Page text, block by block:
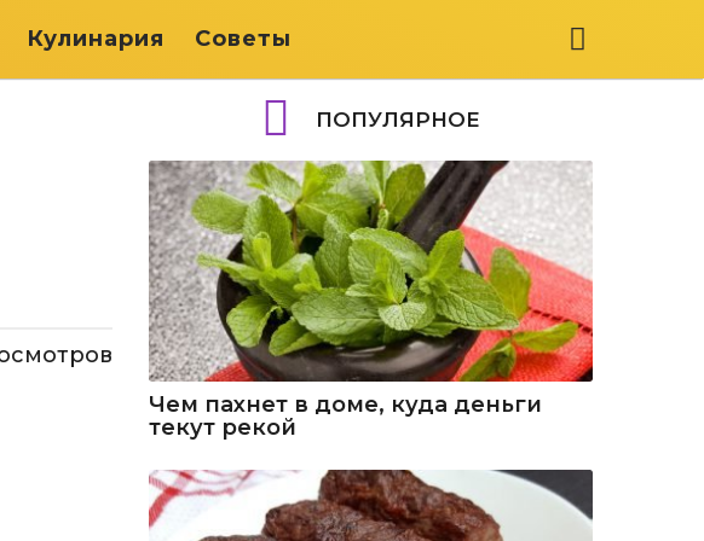
Кулинария Советы
ПОПУЛЯРНОЕ
Чем пахнет в доме, куда деньги
текут рекой